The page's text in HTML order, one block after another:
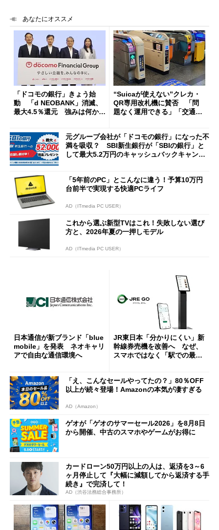
あなたにオススメ
「ドコモの銀行」きょう始
動 「d NEOBANK」消滅、
最大4.5％還元 強みは何か解
“Suicaが使えない”クレカ・
QR専用改札機に賛否 「問
題なく運用できる」「交通系I
元グループ会社が「ドコモの銀行」になった不
満を吸収？ SBI新生銀行が「SBIの銀行」と
して最大5.2万円のキャッシュバックキャンペ
「5年前のPC」とこんなに違う！予算10万円
台前半で実現する快適PCライフ
AD（ITmedia PC USER）
これから選ぶ新型TVはこれ！失敗しない選び
方と、2026年夏の一押しモデル
AD（ITmedia PC USER）
日本通信が新ブランド「blue
mobile」を発表 ネオキャリ
アで自由な通信環境へ
JR東日本「分かりにくい」新
幹線券売機を改善へ なぜ、
スマホではなく「駅での最短
「え、こんなセールやってたの？」80％OFF
以上が続々登場！Amazonの本気が凄すぎる
AD（Amazon）
ゲオが「ゲオのサマーセール2026」を8月8日
から開催、中古のスマホやゲームがお得に
カードローン50万円以上の人は、返済を3～6
ヶ月停止して『大幅に減額してから返済する手
続き』で完済して！
AD（渋谷法務総合事務所）